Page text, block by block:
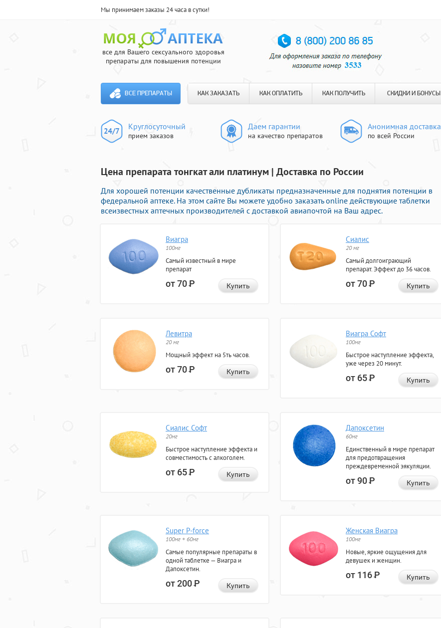
Мы принимаем заказы 24 часа в сутки!
все для Вашего сексуального здоровья
препараты для повышения потенции
ВСЕ ПРЕПАРАТЫ КАК ЗАКАЗАТЬ КАК ОПЛАТИТЬ КАК ПОЛУЧИТЬ СКИДКИ И БОНУСЫ
Круглосуточный
прием заказов
Даем гарантии
на качество препаратов
Анонимная доставка
по всей России
Цена препарата тонгкат али платинум | Доставка по России
Для хорошей потенции качественные дубликаты предназначенные для поднятия потенции в
федеральной аптеке. На этом сайте Вы можете удобно заказать online действующие таблетки
всеизвестных аптечных производителей с доставкой авиапочтой на Ваш адрес.
Виагра
100мг
Самый известный в мире
препарат
от 70Р Купить
Сиалис
20 мг
Самый долгоиграющий
препарат. Эффект до 36 часов.
от 70Р Купить
Левитра
20 мг
Мощный эффект на 5ть часов.
от 70Р Купить
Виагра Софт
100мг
Быстрое наступление эффекта,
уже через 20 минут.
от 65Р Купить
Сиалис Софт
20мг
Быстрое наступление эффекта и
совместимость с алкоголем.
от 65Р Купить
Дапоксетин
60мг
Единственный в мире препарат
для предотвращения
преждевременной эякуляции.
от 90Р Купить
Super P-force
100мг + 60мг
Самые популярные препараты в
одной таблетке — Виагра и
Дапоксетин.
от 200Р Купить
Женская Виагра
100мг
Новые, яркие ощущения для
девушек и женщин.
от 116Р Купить